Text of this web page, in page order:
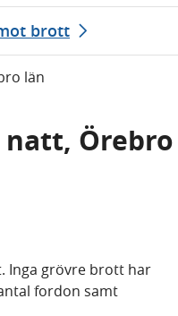
brott
län
natt, Örebro
Inga grövre brott har
fordon samt